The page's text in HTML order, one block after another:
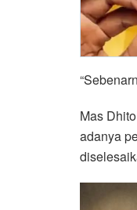
Mas
adanya